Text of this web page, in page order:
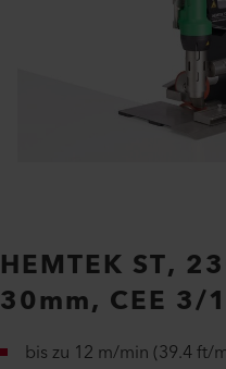
HEMTEK ST,
30mm, CEE 3/
bis zu 12 m/min (39.4 ft/